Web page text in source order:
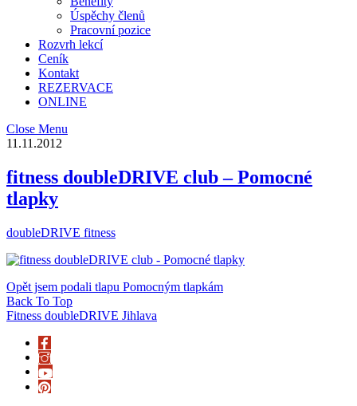
Úspěchy členů
Pracovní pozice
Rozvrh lekcí
Ceník
Kontakt
REZERVACE
ONLINE
Close Menu
11.11.2012
fitness doubleDRIVE club – Pomocné
tlapky
doubleDRIVE fitness
Opět jsem podali tlapu Pomocným tlapkám
Back To Top
Fitness doubleDRIVE Jihlava